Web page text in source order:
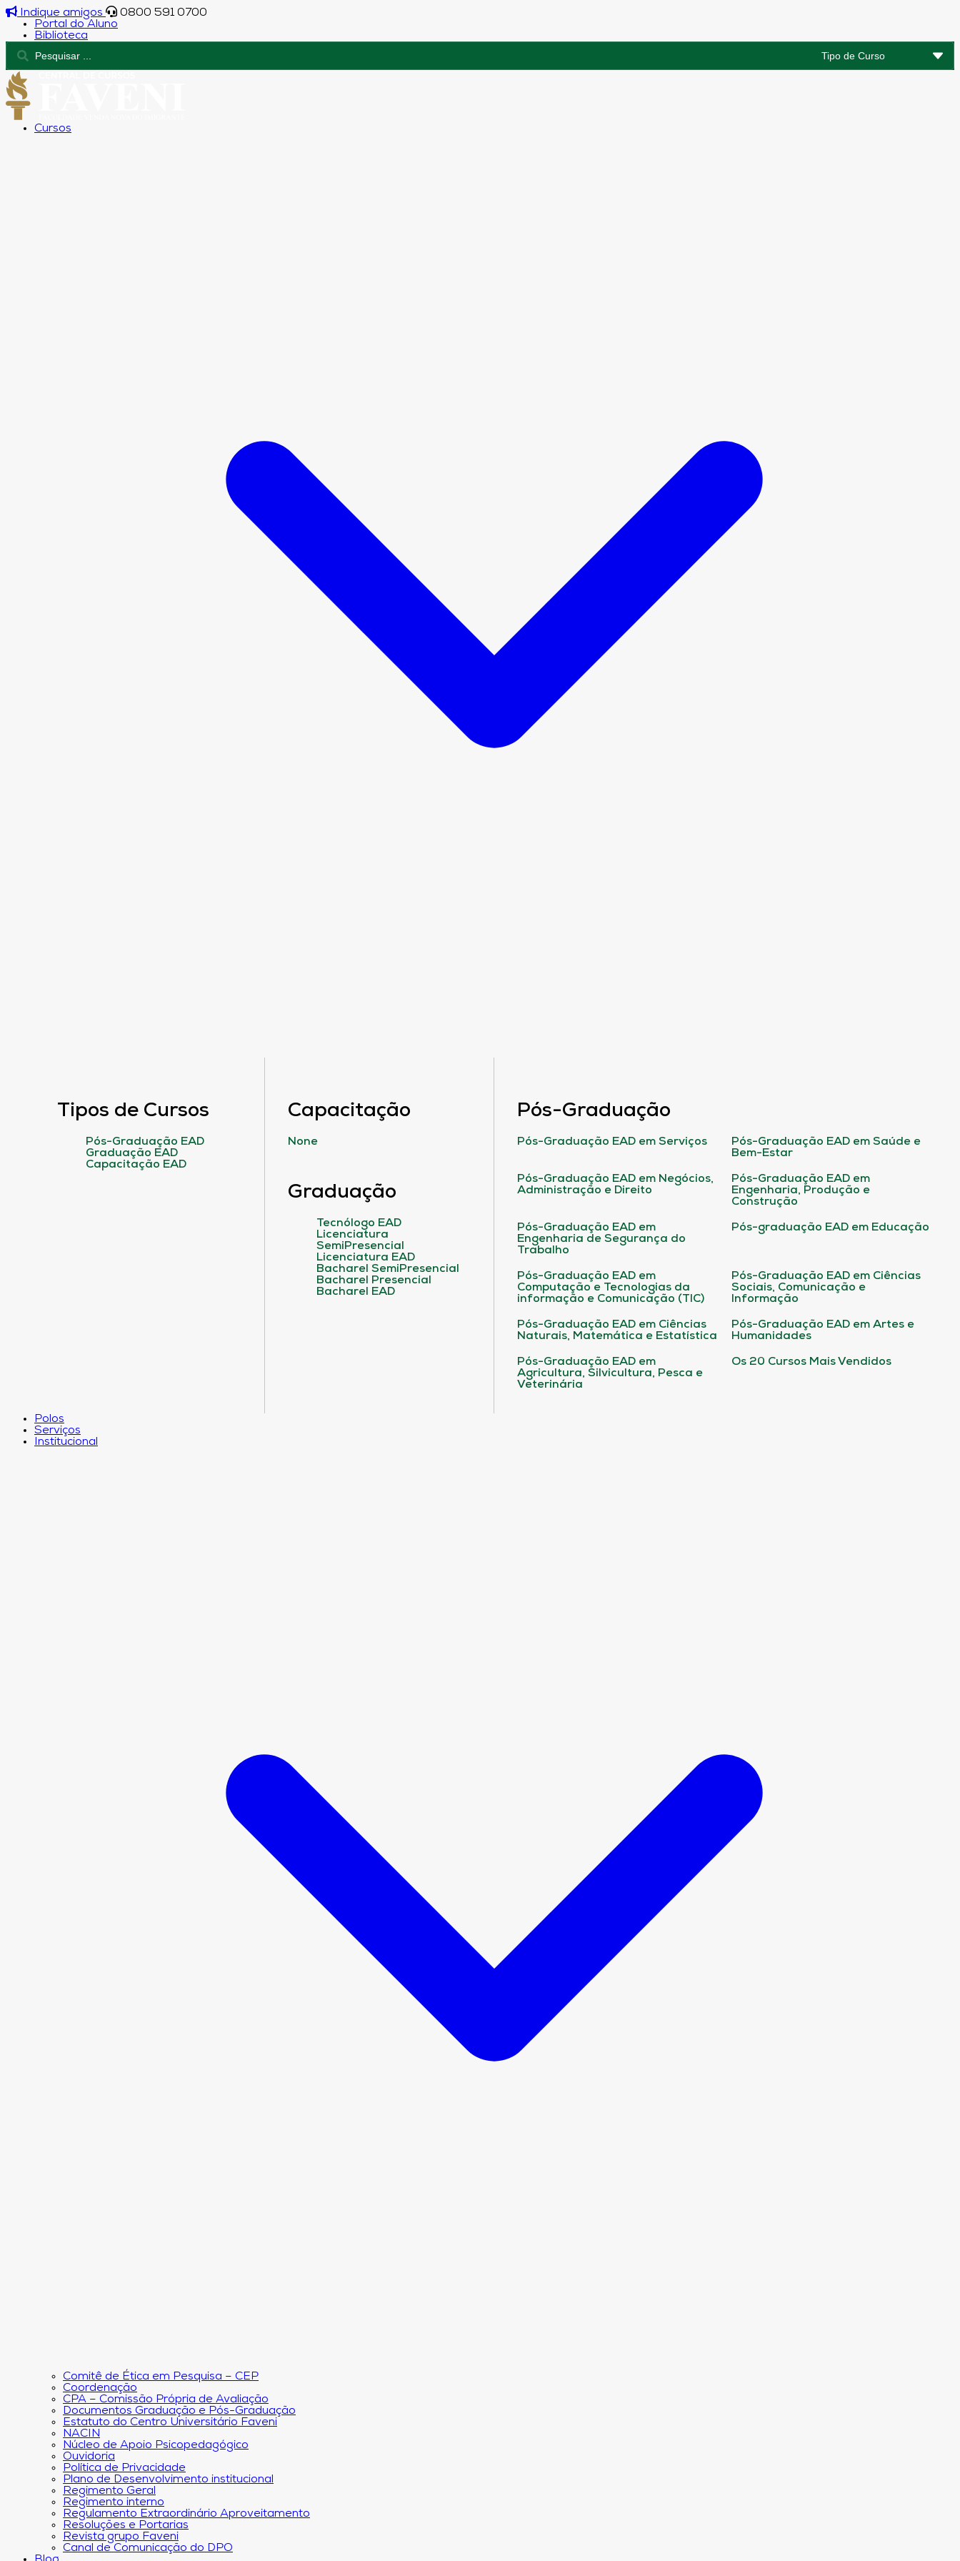
Indique amigos
0800 591 0700
Portal do Aluno
Biblioteca
Cursos
Tipos de Cursos
Pós-Graduação EAD
Graduação EAD
Capacitação EAD
Capacitação
None
Graduação
Tecnólogo EAD
Licenciatura
SemiPresencial
Licenciatura EAD
Bacharel SemiPresencial
Bacharel Presencial
Bacharel EAD
Pós-Graduação
Pós-Graduação EAD em Serviços
Pós-Graduação EAD em Saúde e
Bem-Estar
Pós-Graduação EAD em Negócios,
Administração e Direito
Pós-Graduação EAD em
Engenharia, Produção e
Construção
Pós-Graduação EAD em
Engenharia de Segurança do
Trabalho
Pós-graduação EAD em Educação
Pós-Graduação EAD em
Computação e Tecnologias da
informação e Comunicação (TIC)
Pós-Graduação EAD em Ciências
Sociais, Comunicação e
Informação
Pós-Graduação EAD em Ciências
Naturais, Matemática e Estatística
Pós-Graduação EAD em Artes e
Humanidades
Pós-Graduação EAD em
Agricultura, Silvicultura, Pesca e
Veterinária
Os 20 Cursos Mais Vendidos
Polos
Serviços
Institucional
Comitê de Ética em Pesquisa – CEP
Coordenação
CPA – Comissão Própria de Avaliação
Documentos Graduação e Pós-Graduação
Estatuto do Centro Universitário Faveni
NACIN
Núcleo de Apoio Psicopedagógico
Ouvidoria
Política de Privacidade
Plano de Desenvolvimento institucional
Regimento Geral
Regimento interno
Regulamento Extraordinário Aproveitamento
Resoluções e Portarias
Revista grupo Faveni
Canal de Comunicação do DPO